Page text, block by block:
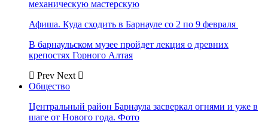
механическую мастерскую
Афиша. Куда сходить в Барнауле со 2 по 9 февраля
В барнаульском музее пройдет лекция о древних
крепостях Горного Алтая
Prev Next
Общество
Центральный район Барнаула засверкал огнями и уже в
шаге от Нового года. Фото